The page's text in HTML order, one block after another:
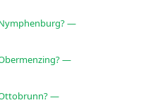
—
—
—